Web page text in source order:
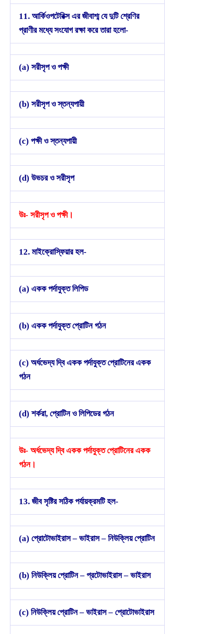
11. আর্কিওপটেরিক্স এর জীবাশ্ম যে দুটি শ্রেণির
প্রাণীর মধ্যে সংযোগ রক্ষা করে তারা হলো-
(a) সরীসৃপ ও পক্ষী
(b) সরীসৃপ ও স্তন্যপায়ী
(c) পক্ষী ও স্তন্যপায়ী
(d) উভচর ও সরীসৃপ
উঃ- সরীসৃপ ও পক্ষী।
12. মাইক্রোস্ফিয়ার হল-
(a) একক পর্দাযুক্ত লিপিড
(b) একক পর্দাযুক্ত প্রোটিন গঠন
(c) অর্ধভেদ্য দ্বি একক পর্দাযুক্ত প্রোটিনের একক
গঠন
(d) শর্করা, প্রোটিন ও লিপিডের গঠন
উঃ- অর্ধভেদ্য দ্বি একক পর্দাযুক্ত প্রোটিনের একক
গঠন।
13. জীব সৃষ্টির সঠিক পর্যায়ক্রমটি হল-
(a) প্রোটোভাইরাস – ভাইরাস – নিউক্লিয় প্রোটিন
(b) নিউক্লিয় প্রোটিন – প্রটোভাইরাস – ভাইরাস
(c) নিউক্লিয় প্রোটিন – ভাইরাস – প্রোটোভাইরাস